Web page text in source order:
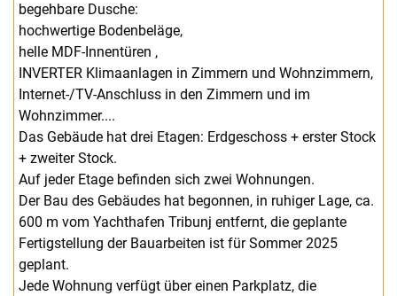
begehbare Dusche:
hochwertige Bodenbeläge,
helle MDF-Innentüren ,
INVERTER Klimaanlagen in Zimmern und Wohnzimmern,
Internet-/TV-Anschluss in den Zimmern und im
Wohnzimmer....
Das Gebäude hat drei Etagen: Erdgeschoss + erster Stock
+ zweiter Stock.
Auf jeder Etage befinden sich zwei Wohnungen.
Der Bau des Gebäudes hat begonnen, in ruhiger Lage, ca.
600 m vom Yachthafen Tribunj entfernt, die geplante
Fertigstellung der Bauarbeiten ist für Sommer 2025
geplant.
Jede Wohnung verfügt über einen Parkplatz, die